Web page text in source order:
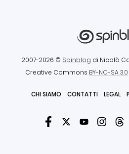
2007-2026 © Spinblog di Nicolò
Creative Commons BY-NC-SA 3.0
CHI SIAMO CONTATTI LEGAL